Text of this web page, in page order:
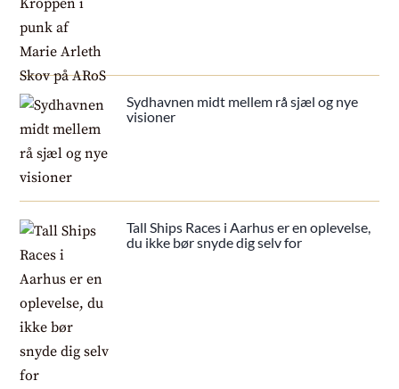
Sydhavnen midt mellem rå sjæl og nye
visioner
Tall Ships Races i Aarhus er en oplevelse,
du ikke bør snyde dig selv for